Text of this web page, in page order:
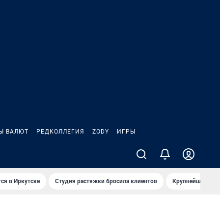
ВАЛЮТ РЕДКОЛЛЕГИЯ ZODY ИГРЫ
в Иркутске Студия растяжки бросила клиентов Крупнейшие